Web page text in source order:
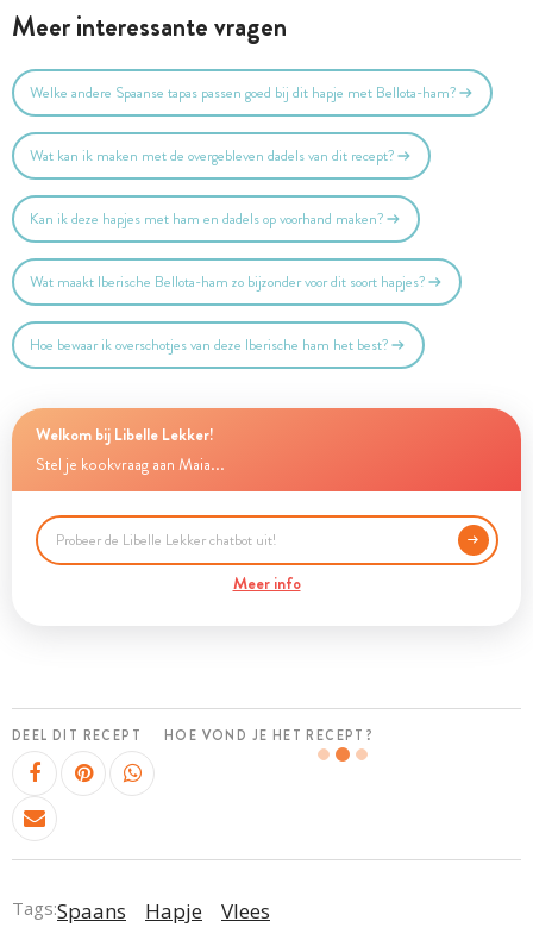
Meer interessante vragen
Welke andere Spaanse tapas passen goed bij dit hapje met Bellota-ham?
Wat kan ik maken met de overgebleven dadels van dit recept?
Kan ik deze hapjes met ham en dadels op voorhand maken?
Wat maakt Iberische Bellota-ham zo bijzonder voor dit soort hapjes?
Hoe bewaar ik overschotjes van deze Iberische ham het best?
Welkom bij Libelle Lekker!
Stel je kookvraag aan Maia...
Meer info
DEEL DIT RECEPT HOE VOND JE HET RECEPT?
Tags:Spaans Hapje Vlees